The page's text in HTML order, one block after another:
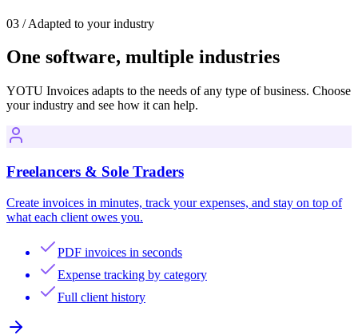
03 / Adapted to your industry
One software, multiple industries
YOTU Invoices adapts to the needs of any type of business. Choose
your industry and see how it can help.
Freelancers & Sole Traders
Create invoices in minutes, track your expenses, and stay on top of
what each client owes you.
PDF invoices in seconds
Expense tracking by category
Full client history